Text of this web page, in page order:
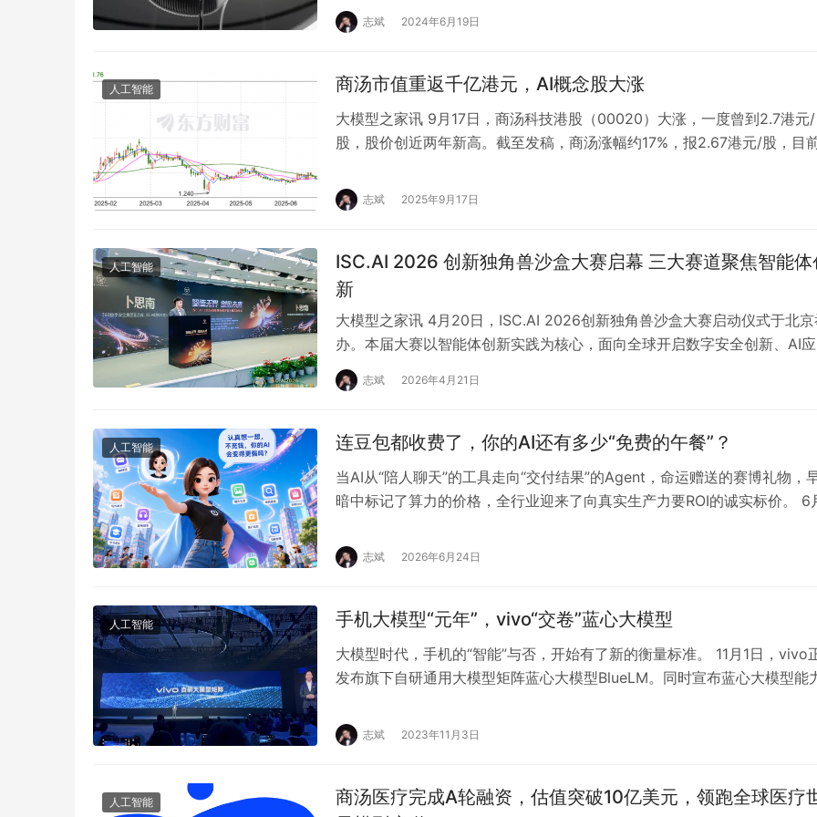
志斌 2024年6月19日
人工智能 商汤市值重返千亿港元，AI概念股大涨
大模型之家讯 9月17日，商汤科技港股（00020）大涨，一度曾到2.7港元/
股，股价创近两年新高。截至发稿，商汤涨幅约17%，报2.67港元/股，目
志斌 2025年9月17日
人工智能
ISC.AI 2026 创新独角兽沙盒大赛启幕 三大赛道聚焦智能体
新
大模型之家讯 4月20日，ISC.AI 2026创新独角兽沙盒大赛启动仪式于北
办。本届大赛以智能体创新实践为核心，面向全球开启数字安全创新、AI应
创新、高校创新新星三大赛道招…
志斌 2026年4月21日
人工智能 连豆包都收费了，你的AI还有多少“免费的午餐”？
当AI从“陪人聊天”的工具走向“交付结果”的Agent，命运赠送的赛博礼物，
暗中标记了算力的价格，全行业迎来了向真实生产力要ROI的诚实标价。 6
志斌 2026年6月24日
人工智能 手机大模型“元年”，vivo“交卷”蓝心大模型
大模型时代，手机的“智能”与否，开始有了新的衡量标准。 11月1日，vivo
发布旗下自研通用大模型矩阵蓝心大模型BlueLM。同时宣布蓝心大模型能
志斌 2023年11月3日
人工智能
商汤医疗完成A轮融资，估值突破10亿美元，领跑全球医疗